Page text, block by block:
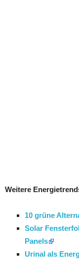
Weitere
10 grüne
Solar
Panels
Urinal als